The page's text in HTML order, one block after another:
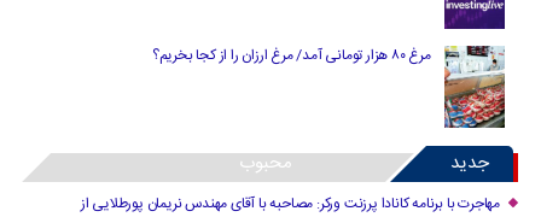
مرغ ۸۰ هزار تومانی آمد/ مرغ ارزان را از کجا بخریم؟
جدید محبوب
مهاجرت با برنامه کانادا پرزنت ورکر: مصاحبه با آقای مهندس نریمان پورطلایی از